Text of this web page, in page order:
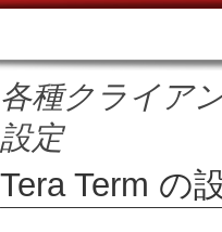
各種クライア
設定
Tera Term の
VPS ハ